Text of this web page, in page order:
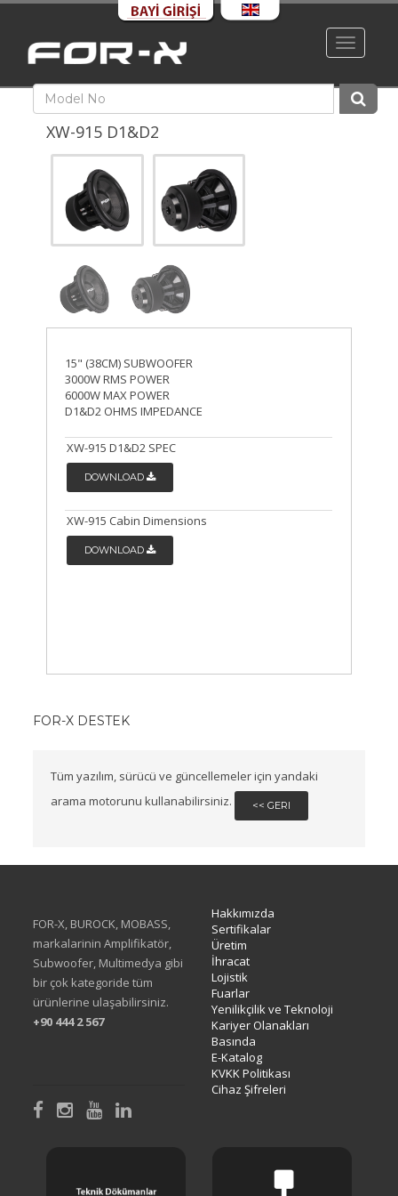
Toggle
XW-915 D1&D2
15" (38CM) SUBWOOFER
3000W RMS POWER
6000W MAX POWER
D1&D2 OHMS IMPEDANCE
XW-915 D1&D2 SPEC
DOWNLOAD
XW-915 Cabin Dimensions
DOWNLOAD
FOR-X DESTEK
Tüm yazılım, sürücü ve güncellemeler için yandaki
arama motorunu kullanabilirsiniz.
<< GERI
FOR-X, BUROCK, MOBASS,
markalarinin Amplifikatör,
Subwoofer, Multimedya gibi
bir çok kategoride tüm
ürünlerine ulaşabilirsiniz.
+90 444 2 567
Hakkımızda
Sertifikalar
Üretim
İhracat
Lojistik
Fuarlar
Yenilikçilik ve Teknoloji
Kariyer Olanakları
Basında
E-Katalog
KVKK Politikası
Cihaz Şifreleri